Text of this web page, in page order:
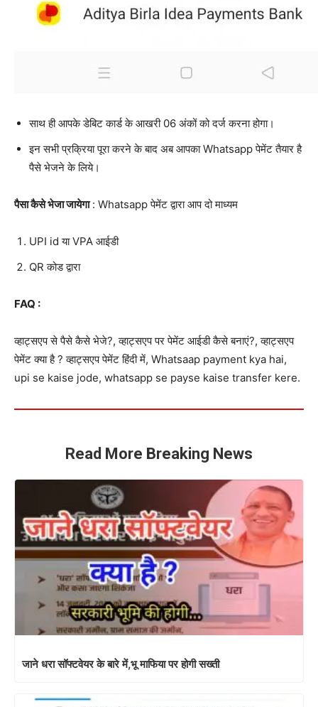
साथ ही आपके डेबिट कार्ड के आखरी 06 अंकों को दर्ज करना होगा।
इन सभी प्रक्रिया पूरा करने के बाद अब आपका Whatsapp पेमेंट तैयार है
पैसे भेजने के लिये।
पैसा कैसे भेजा जायेगा: Whatsapp पेमेंट द्वारा आप दो माध्यम
UPI id या VPA आईडी
QR कोड द्वारा
FAQ :
व्हाट्सएप से पैसे कैसे भेजे?, व्हाट्सएप पर पेमेंट आईडी कैसे बनाएं?, व्हाट्सएप
पेमेंट क्या है ? व्हाट्सएप पेमेंट हिंदी में, Whatsaap payment kya hai,
upi se kaise jode, whatsapp se payse kaise transfer kere.
Read More Breaking News
जाने धरा सॉफ्टवेयर के बारे में,भू माफिया पर होगी सख्ती